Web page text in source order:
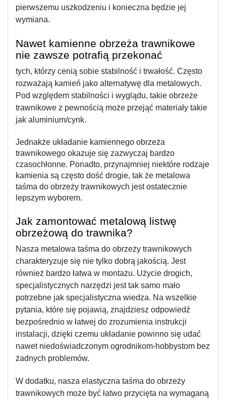
pierwszemu uszkodzeniu i konieczna będzie jej
wymiana.
Nawet kamienne obrzeża trawnikowe
nie zawsze potrafią przekonać
tych, którzy cenią sobie stabilność i trwałość. Często
rozważają kamień jako alternatywę dla metalowych.
Pod względem stabilności i wyglądu, takie obrzeże
trawnikowe z pewnością może przejąć materiały takie
jak aluminium/cynk.
Jednakże układanie kamiennego obrzeża
trawnikowego okazuje się zazwyczaj bardzo
czasochłonne. Ponadto, przynajmniej niektóre rodzaje
kamienia są często dość drogie, tak że metalowa
taśma do obrzeży trawnikowych jest ostatecznie
lepszym wyborem.
Jak zamontować metalową listwę
obrzeżową do trawnika?
Nasza metalowa taśma do obrzeży trawnikowych
charakteryzuje się nie tylko dobrą jakością. Jest
również bardzo łatwa w montażu. Użycie drogich,
specjalistycznych narzędzi jest tak samo mało
potrzebne jak specjalistyczna wiedza. Na wszelkie
pytania, które się pojawią, znajdziesz odpowiedź
bezpośrednio w łatwej do zrozumienia instrukcji
instalacji, dzięki czemu układanie powinno się udać
nawet niedoświadczonym ogrodnikom-hobbystom bez
żadnych problemów.
W dodatku, nasza elastyczna taśma do obrzeży
trawnikowych może być łatwo przycięta na wymaganą